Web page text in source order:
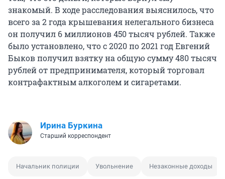
знакомый. В ходе расследования выяснилось, что
всего за 2 года крышевания нелегального бизнеса
он получил 6 миллионов 450 тысяч рублей. Также
было установлено, что с 2020 по 2021 год Евгений
Быков получил взятку на общую сумму 480 тысяч
рублей от предпринимателя, который торговал
контрафактным алкоголем и сигаретами.
Ирина Буркина
Старший корреспондент
Начальник полиции Увольнение Незаконные доходы